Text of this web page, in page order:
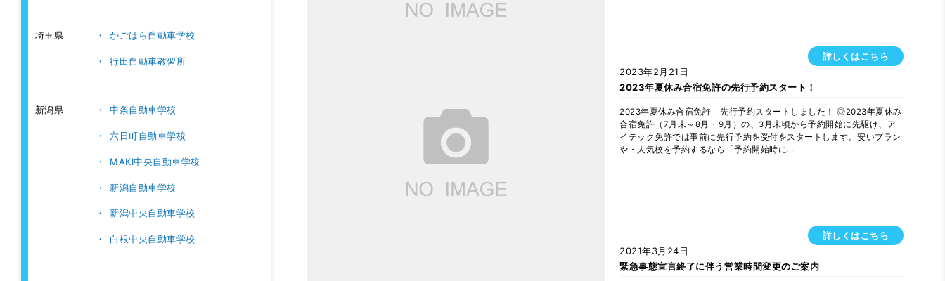
詳しくはこちら
2023年2月21日
2023年夏休み合宿免許の先行予約スタート！
2023年夏休み合宿免許 先行予約スタートしました！ ◎2023年夏休み
合宿免許（7月末～8月・9月）の、3月末頃から予約開始に先駆け、ア
イテック免許では事前に先行予約を受付をスタートします。安いプラン
や・人気校を予約するなら「予約開始時に…
詳しくはこちら
2021年3月24日
緊急事態宣言終了に伴う営業時間変更のご案内
埼玉県 かごはら自動車学校
行田自動車教習所
新潟県 中条自動車学校
六日町自動車学校
MAKI中央自動車学校
新潟自動車学校
新潟中央自動車学校
白根中央自動車学校